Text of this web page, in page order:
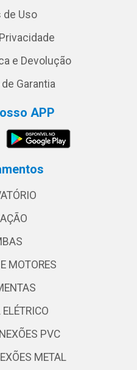
de Uso
e Devolução
Garantia
APP
MOTORES
PVC
METAL